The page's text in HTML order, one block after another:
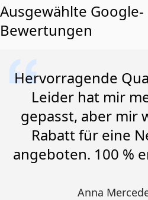
Ausgewählte Google-
Bewertungen
Hervorragende
Leider hat mir
gepasst, aber mir
Rabatt für eine
angeboten. 100 %
Anna